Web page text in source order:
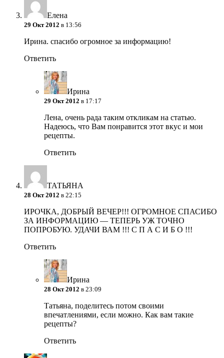
Елена
29 Окт 2012 в 13:56
Ирина. спасибо огромное за информацию!
Ответить
Ирина
29 Окт 2012 в 17:17
Лена, очень рада таким откликам на статью.
Надеюсь, что Вам понравится этот вкус и мои
рецепты.
Ответить
ТАТЬЯНА
28 Окт 2012 в 22:15
ИРОЧКА, ДОБРЫЙ ВЕЧЕР!!! ОГРОМНОЕ СПАСИБО
ЗА ИНФОРМАЦИЮ — ТЕПЕРЬ УЖ ТОЧНО
ПОПРОБУЮ. УДАЧИ ВАМ !!! С П А С И Б О !!!
Ответить
Ирина
28 Окт 2012 в 23:09
Татьяна, поделитесь потом своими
впечатлениями, если можно. Как вам такие
рецепты?
Ответить